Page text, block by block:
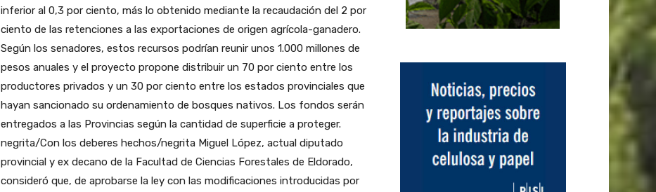
inferior al 0,3 por ciento, más lo obtenido mediante la recaudación del 2 por
ciento de las retenciones a las exportaciones de origen agrícola-ganadero.
Según los senadores, estos recursos podrían reunir unos 1.000 millones de
pesos anuales y el proyecto propone distribuir un 70 por ciento entre los
productores privados y un 30 por ciento entre los estados provinciales que
hayan sancionado su ordenamiento de bosques nativos. Los fondos serán
entregados a las Provincias según la cantidad de superficie a proteger.
negrita/Con los deberes hechos/negrita Miguel López, actual diputado
provincial y ex decano de la Facultad de Ciencias Forestales de Eldorado,
consideró que, de aprobarse la ley con las modificaciones introducidas por